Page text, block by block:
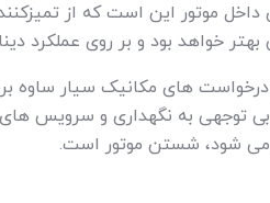
موتور این است که از
خواهد بود و بر روی عملکرد
و درخواست های مکانیک سیار
بی توجهی به نگهداری و سرویس
می شود، شستن موتور است.